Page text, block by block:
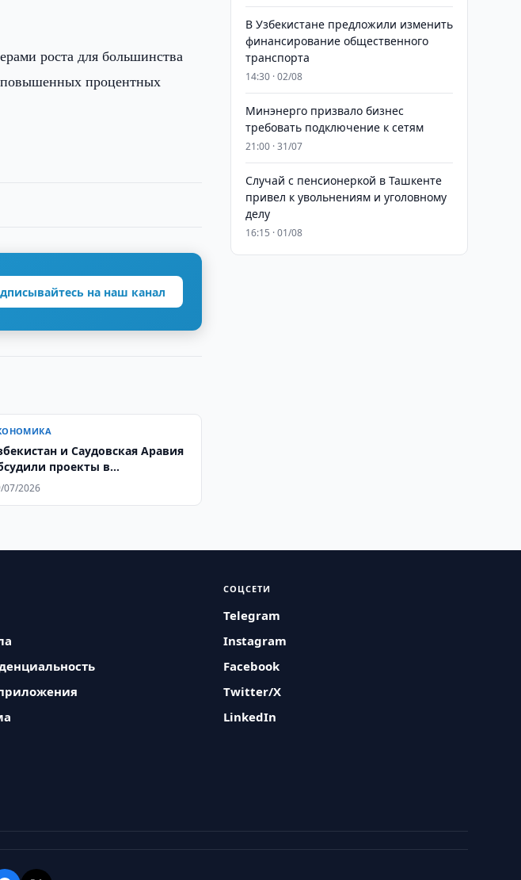
роста для большинства
повышенных процентных
на наш канал
и Саудовская Аравия
проекты в
07/2026
В Узбекистане предложили изменить
финансирование общественного
транспорта
14:30 · 02/08
Минэнерго призвало бизнес
требовать подключение к сетям
21:00 · 31/07
Случай с пенсионеркой в Ташкенте
привел к увольнениям и уголовному
делу
16:15 · 01/08
СОЦСЕТИ
Telegram
Instagram
Facebook
Twitter/X
LinkedIn